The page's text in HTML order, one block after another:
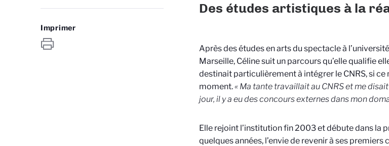
Imprimer
Des études artistiques à la
Après des études en arts du spectacle à
Marseille, Céline suit un parcours qu’elle qualifie
destinait particulièrement à intégrer le CNRS, si ce
moment.« Ma tante travaillait au CNRS et me
jour, il y a eu des concours externes dans mon
Elle rejoint l’institution fin 2003 et débute dans la
quelques années, l’envie de revenir à ses